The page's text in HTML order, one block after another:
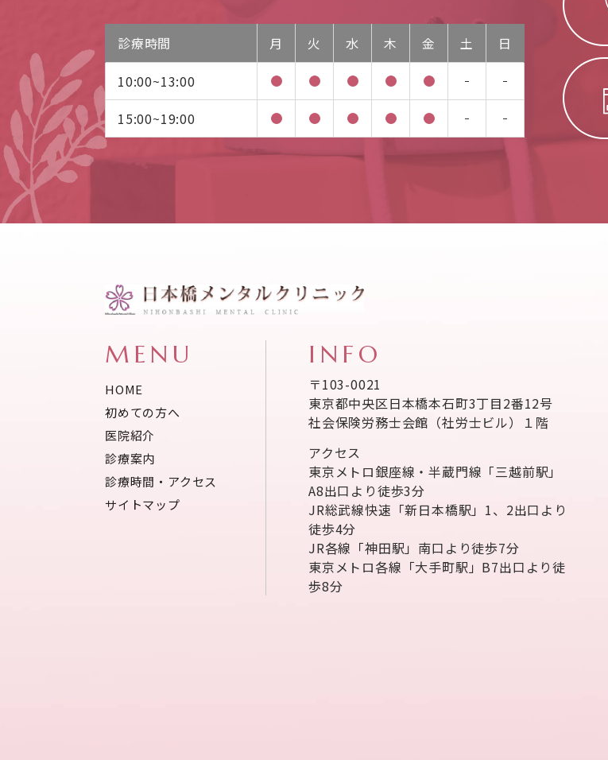
診療時間 月 火 水 木 金 土
日
10:00~13:00
15:00~19:00
MENU
HOME
初めての方へ
医院紹介
診療案内
診療時間・アクセス
サイトマップ
INFO
〒103-0021
東京都中央区日本橋本石町3丁目2番12号
社会保険労務士会館（社労士ビル）１階
アクセス
東京メトロ銀座線・半蔵門線「三越前駅」
A8出口より徒歩3分
JR総武線快速「新日本橋駅」1、2出口より
徒歩4分
JR各線「神田駅」南口より徒歩7分
東京メトロ各線「大手町駅」B7出口より徒
歩8分